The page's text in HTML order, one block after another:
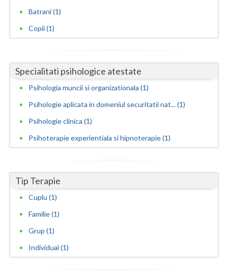
Olt
Prahova
Satu-Mare
Sibiu
Tulcea
Valcea
Vaslui
Vrancea
Batrani (1)
Copii (1)
Specialitati psihologice atestate
Psihologia muncii si organizationala (1)
Psihologie aplicata in domeniul securitatii nat... (1)
Psihologie clinica (1)
Psihoterapie experientiala si hipnoterapie (1)
Tip Terapie
Cuplu (1)
Familie (1)
Grup (1)
Individual (1)